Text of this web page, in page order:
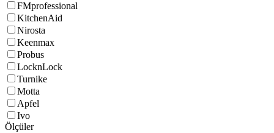
FMprofessional
KitchenAid
Nirosta
Keenmax
Probus
LocknLock
Turnike
Motta
Apfel
Ivo
Ölçüler